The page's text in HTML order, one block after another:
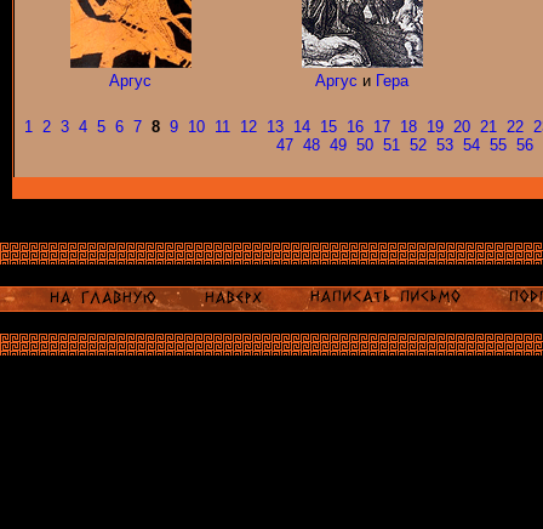
Аргус Аргус и Гера
1 2 3 4 5 6 7 8 9 10 11 12 13 14 15 16 17 18 19 20 21 22
47 48 49 50 51 52 53 54 55 56